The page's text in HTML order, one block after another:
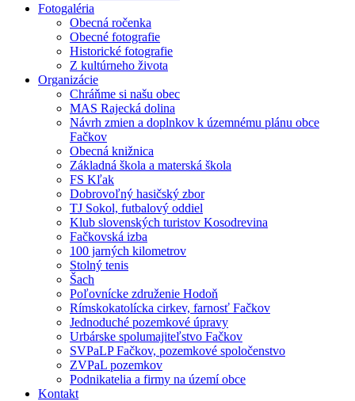
Fotogaléria
Obecná ročenka
Obecné fotografie
Historické fotografie
Z kultúrneho života
Organizácie
Chráňme si našu obec
MAS Rajecká dolina
Návrh zmien a doplnkov k územnému plánu obce
Fačkov
Obecná knižnica
Základná škola a materská škola
FS Kľak
Dobrovoľný hasičský zbor
TJ Sokol, futbalový oddiel
Klub slovenských turistov Kosodrevina
Fačkovská izba
100 jarných kilometrov
Stolný tenis
Šach
Poľovnícke združenie Hodoň
Rímskokatolícka cirkev, farnosť Fačkov
Jednoduché pozemkové úpravy
Urbárske spolumajiteľstvo Fačkov
SVPaLP Fačkov, pozemkové spoločenstvo
ZVPaL pozemkov
Podnikatelia a firmy na území obce
Kontakt